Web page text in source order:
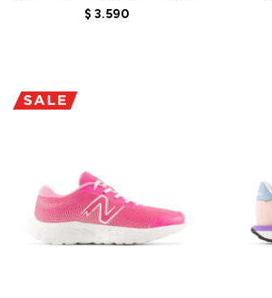
$ 3.590